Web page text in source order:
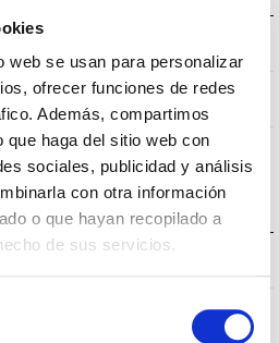
web se usan para personalizar
ofrecer funciones de redes
Además, compartimos
haga del sitio web con
sociales, publicidad y análisis
con otra información
o que hayan recopilado a
de sus servicios.
80
IP66